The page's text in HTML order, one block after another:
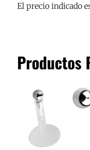
El precio indicado
Productos